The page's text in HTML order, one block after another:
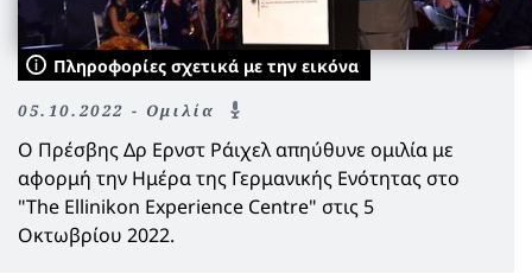
Πληροφορίες σχετικά με την εικόνα
05.10.2022 - Ομιλία
Ο Πρέσβης Δρ Ερνστ Ράιχελ απηύθυνε ομιλία με
αφορμή την Ημέρα της Γερμανικής Ενότητας στο
"The Ellinikon Experience Centre" στις 5
Οκτωβρίου 2022.